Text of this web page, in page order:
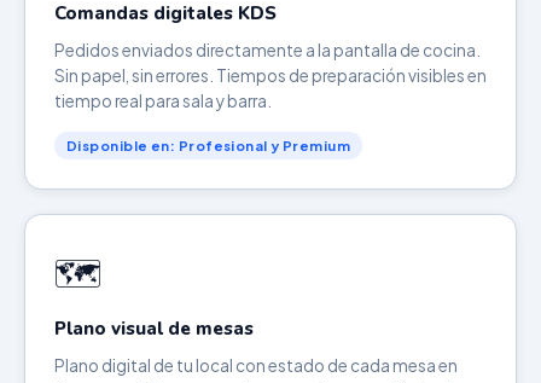
Comandas digitales KDS
Pedidos enviados directamente a la pantalla de cocina.
Sin papel, sin errores. Tiempos de preparación visibles en
tiempo real para sala y barra.
Disponible en: Profesional y Premium
🗺️
Plano visual de mesas
Plano digital de tu local con estado de cada mesa en